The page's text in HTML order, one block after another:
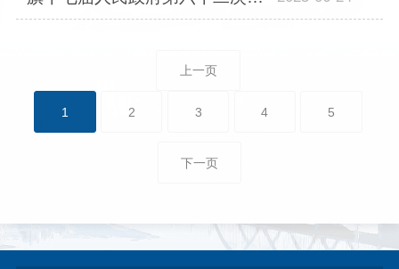
上一页
1 2 3 4 5
下一页